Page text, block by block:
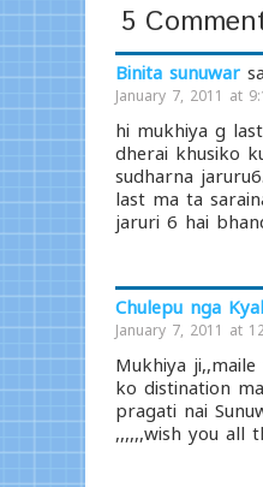
5
Binita sunuwar
January 7, 2011 at
hi mukhiya g
dherai khusiko
sudharna
last ma ta
jaruri 6 hai
Chulepu nga
January 7, 2011 at
Mukhiya
ko distination
pragati nai
,,,,,,wish you all